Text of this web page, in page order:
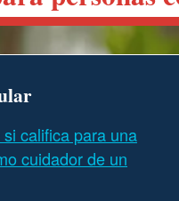
califica para una
cuidador de un